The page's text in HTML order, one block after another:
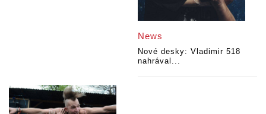
News
Nové desky: Vladimir 518
nahrával...